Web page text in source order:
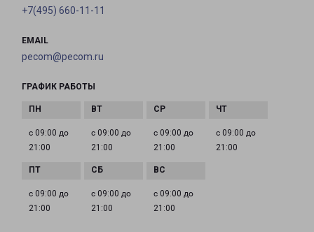
+7(495) 660-11-11
EMAIL
pecom@pecom.ru
ГРАФИК РАБОТЫ
с 09:00 до
21:00
с 09:00 до
21:00
с 09:00 до
21:00
с 09:00 до
21:00
с 09:00 до
21:00
с 09:00 до
21:00
с 09:00 до
21:00